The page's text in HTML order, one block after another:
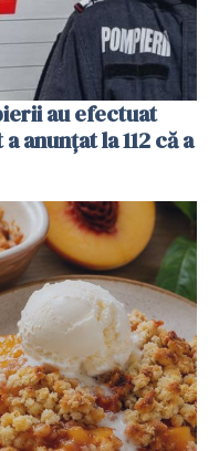
au efectuat
anunțat la 112 că a